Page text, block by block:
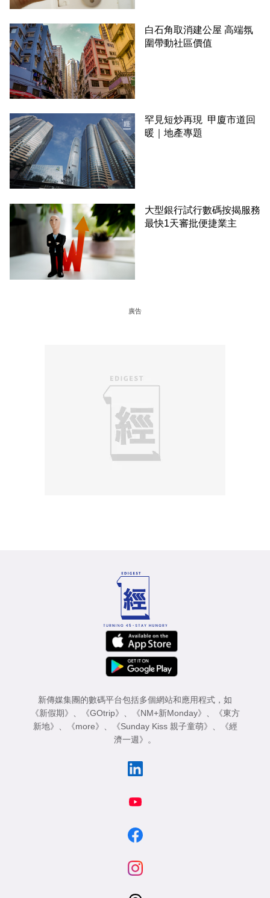
白石角取消建公屋 高端氛
圍帶動社區價值
罕見短炒再現 甲廈市道回
暖｜地產專題
大型銀行試行數碼按揭服務
最快1天審批便捷業主
廣告
新傳媒集團的數碼平台包括多個網站和應用程式，如
《新假期》
《GOtrip》 《NM+新Monday》
《東方
新地》
《more》 《Sunday Kiss 親子童萌》
《經
濟一週》
。